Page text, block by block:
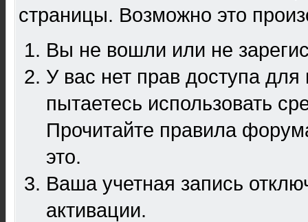
страницы. Возможно это
Вы не вошли или не
У вас нет прав доступа
пытаетесь использовать
Прочитайте правила
это.
Ваша учетная запись
активации.